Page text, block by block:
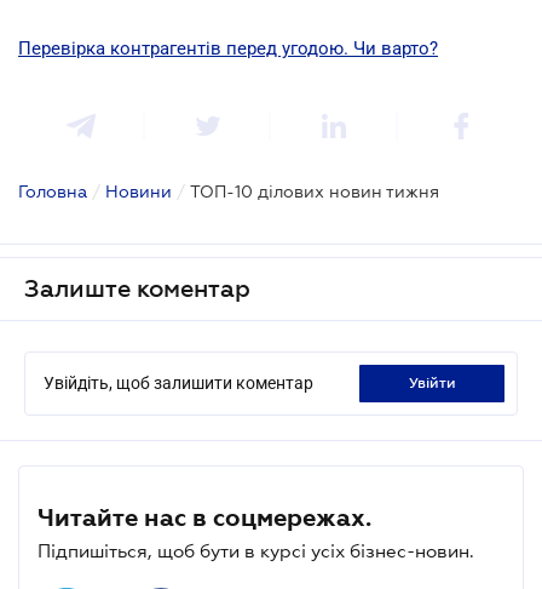
Перевірка контрагентів перед угодою. Чи варто?
Головна / Новини / ТОП-10 ділових новин тижня
Залиште коментар
Увійдіть, щоб залишити коментар увійти
Читайте нас в соцмережах.
Підпишіться, щоб бути в курсі усіх бізнес-новин.